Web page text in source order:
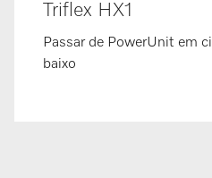
Triflex HX1
Passar de PowerUnit em
baixo